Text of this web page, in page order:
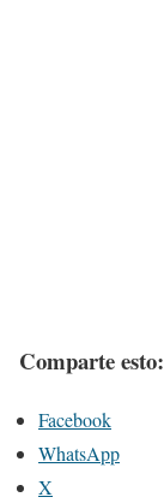
Comparte esto:
Facebook
WhatsApp
X